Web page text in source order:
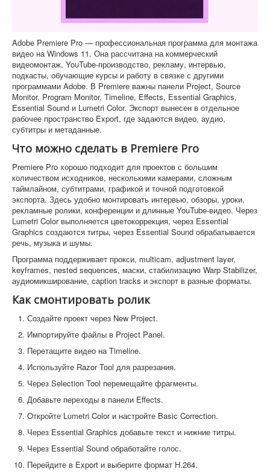
Adobe Premiere Pro — профессиональная программа для монтажа
видео на Windows 11. Она рассчитана на коммерческий
видеомонтаж, YouTube-производство, рекламу, интервью,
подкасты, обучающие курсы и работу в связке с другими
программами Adobe. В Premiere важны панели Project, Source
Monitor, Program Monitor, Timeline, Effects, Essential Graphics,
Essential Sound и Lumetri Color. Экспорт вынесен в отдельное
рабочее пространство Export, где задаются видео, аудио,
субтитры и метаданные.
Что можно сделать в Premiere Pro
Premiere Pro хорошо подходит для проектов с большим
количеством исходников, несколькими камерами, сложным
таймлайном, субтитрами, графикой и точной подготовкой
экспорта. Здесь удобно монтировать интервью, обзоры, уроки,
рекламные ролики, конференции и длинные YouTube-видео. Через
Lumetri Color выполняется цветокоррекция, через Essential
Graphics создаются титры, через Essential Sound обрабатывается
речь, музыка и шумы.
Программа поддерживает прокси, multicam, adjustment layer,
keyframes, nested sequences, маски, стабилизацию Warp Stabilizer,
аудиомикширование, caption tracks и экспорт в разные форматы.
Как смонтировать ролик
Создайте проект через New Project.
Импортируйте файлы в Project Panel.
Перетащите видео на Timeline.
Используйте Razor Tool для разрезания.
Через Selection Tool перемещайте фрагменты.
Добавьте переходы в панели Effects.
Откройте Lumetri Color и настройте Basic Correction.
Через Essential Graphics добавьте текст и нижние титры.
Через Essential Sound обработайте голос.
Перейдите в Export и выберите формат H.264.